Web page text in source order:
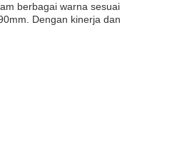
berbagai warna sesuai
Dengan kinerja dan